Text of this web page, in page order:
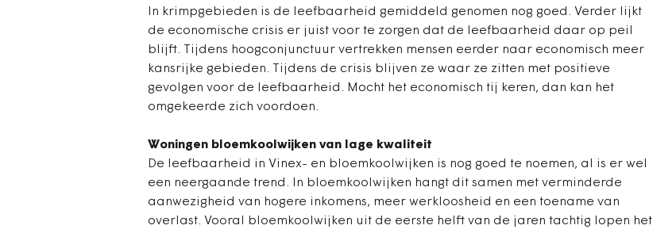
In krimpgebieden is de leefbaarheid gemiddeld genomen nog goed. Verder lijkt
de economische crisis er juist voor te zorgen dat de leefbaarheid daar op peil
blijft. Tijdens hoogconjunctuur vertrekken mensen eerder naar economisch meer
kansrijke gebieden. Tijdens de crisis blijven ze waar ze zitten met positieve
gevolgen voor de leefbaarheid. Mocht het economisch tij keren, dan kan het
omgekeerde zich voordoen.
Woningen bloemkoolwijken van lage kwaliteit
De leefbaarheid in Vinex- en bloemkoolwijken is nog goed te noemen, al is er wel
een neergaande trend. In bloemkoolwijken hangt dit samen met verminderde
aanwezigheid van hogere inkomens, meer werkloosheid en een toename van
overlast. Vooral bloemkoolwijken uit de eerste helft van de jaren tachtig lopen het